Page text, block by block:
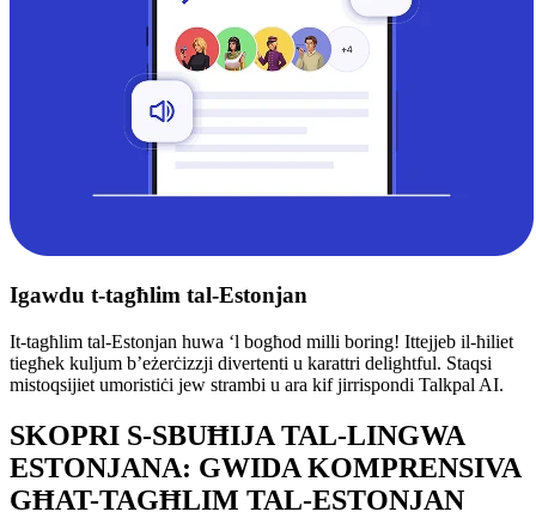
Igawdu t-tagħlim tal-Estonjan
It-tagħlim tal-Estonjan huwa ‘l bogħod milli boring! Ittejjeb il-ħiliet
tiegħek kuljum b’eżerċizzji divertenti u karattri delightful. Staqsi
mistoqsijiet umoristiċi jew strambi u ara kif jirrispondi Talkpal AI.
SKOPRI S-SBUĦIJA TAL-LINGWA
ESTONJANA: GWIDA KOMPRENSIVA
GĦAT-TAGĦLIM TAL-ESTONJAN